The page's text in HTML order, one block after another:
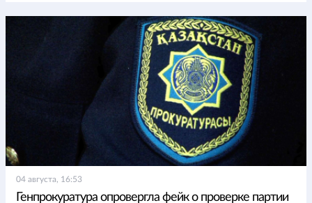
04 августа, 16:53
Генпрокуратура опровергла фейк о проверке партии